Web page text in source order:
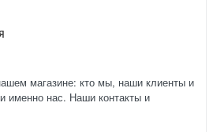
магазине: кто мы, наши клиенты и
именно нас. Наши контакты и